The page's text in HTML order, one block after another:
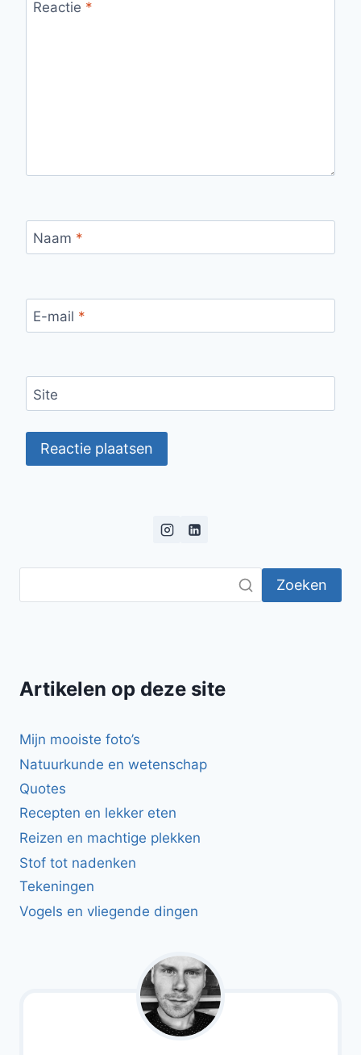
Reactie *
Naam *
E-mail *
Site
Zoeken
Artikelen op deze site
Mijn mooiste foto’s
Natuurkunde en wetenschap
Quotes
Recepten en lekker eten
Reizen en machtige plekken
Stof tot nadenken
Tekeningen
Vogels en vliegende dingen